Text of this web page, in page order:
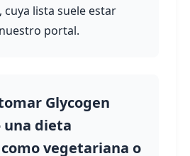
cuya lista suele estar
portal.
Glycogen
una dieta
vegetariana o